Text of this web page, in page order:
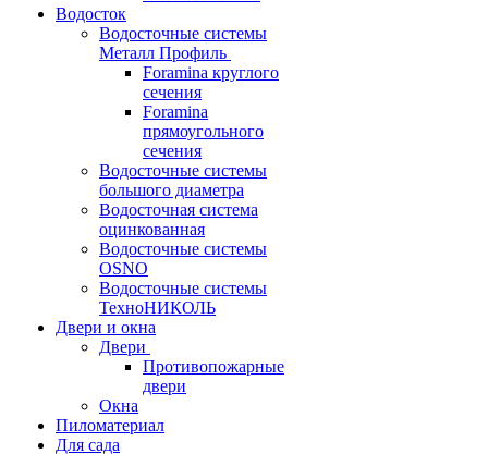
Водосток
Водосточные системы
Металл Профиль
Foramina круглого
сечения
Foramina
прямоугольного
сечения
Водосточные системы
большого диаметра
Водосточная система
оцинкованная
Водосточные системы
OSNO
Водосточные системы
ТехноНИКОЛЬ
Двери и окна
Двери
Противопожарные
двери
Окна
Пиломатериал
Для сада